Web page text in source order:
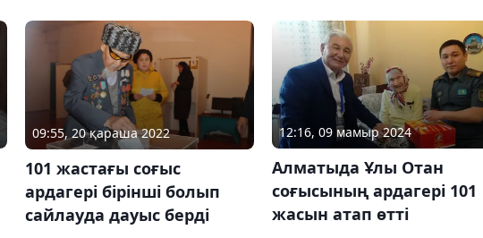
09:55, 20 қараша 2022
101 жастағы соғыс
ардагері бірінші болып
сайлауда дауыс берді
12:16, 09 мамыр 2024
Алматыда Ұлы Отан
соғысының ардагері 101
жасын атап өтті